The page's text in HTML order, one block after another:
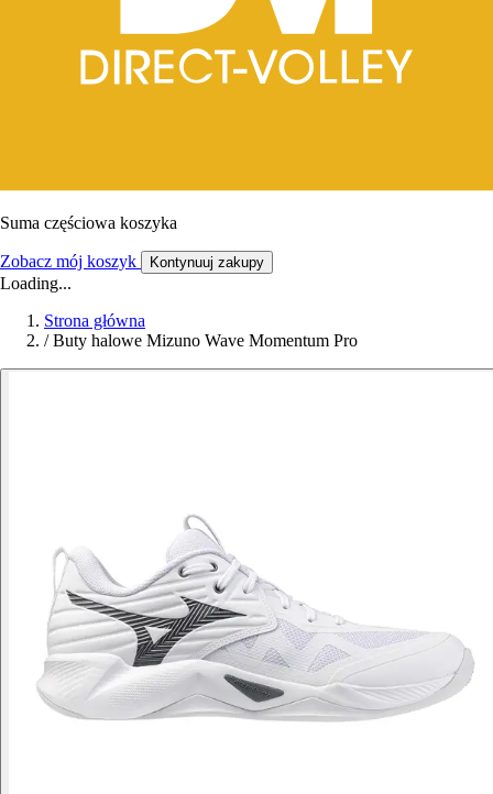
Suma częściowa koszyka
Zobacz mój koszyk Kontynuuj zakupy
Loading...
Strona główna
/ Buty halowe Mizuno Wave Momentum Pro